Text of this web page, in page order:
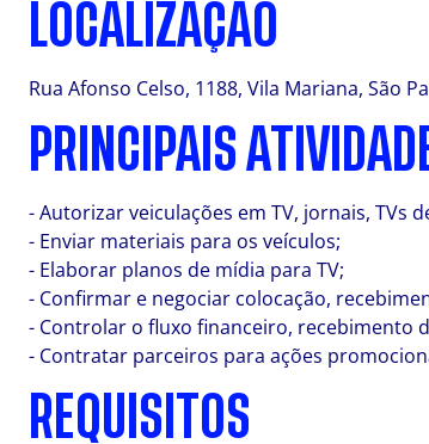
LOCALIZAÇÃO
Rua Afonso Celso, 1188, Vila Mariana, São
PRINCIPAIS
- Autorizar veiculações em TV, jornais, TVs
- Enviar materiais para os veículos;
- Elaborar planos de mídia para TV;
- Confirmar e negociar colocação,
- Controlar o fluxo financeiro, recebimento
- Contratar parceiros para ações
REQUISITOS